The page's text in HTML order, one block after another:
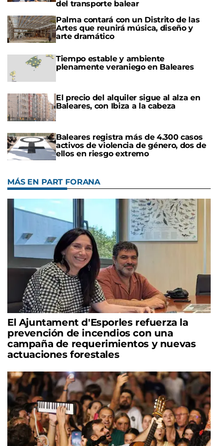
del transporte balear
Palma contará con un Distrito de las
Artes que reunirá música, diseño y
arte dramático
Tiempo estable y ambiente
plenamente veraniego en Baleares
El precio del alquiler sigue al alza en
Baleares, con Ibiza a la cabeza
Baleares registra más de 4.300 casos
activos de violencia de género, dos de
ellos en riesgo extremo
MÁS EN PART FORANA
El Ajuntament d'Esporles refuerza la
prevención de incendios con una
campaña de requerimientos y nuevas
actuaciones forestales